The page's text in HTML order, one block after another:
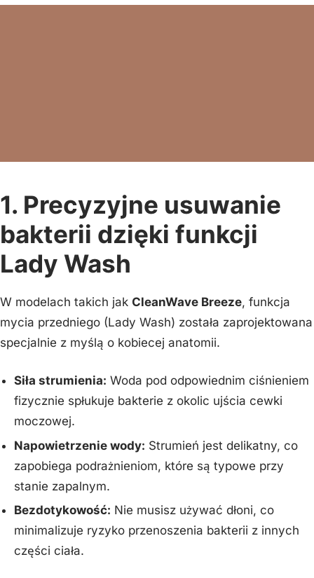
1. Precyzyjne usuwanie
bakterii dzięki funkcji
Lady Wash
W modelach takich jak CleanWave Breeze, funkcja
mycia przedniego (Lady Wash) została zaprojektowana
specjalnie z myślą o kobiecej anatomii.
Siła strumienia: Woda pod odpowiednim ciśnieniem
fizycznie spłukuje bakterie z okolic ujścia cewki
moczowej.
Napowietrzenie wody: Strumień jest delikatny, co
zapobiega podrażnieniom, które są typowe przy
stanie zapalnym.
Bezdotykowość: Nie musisz używać dłoni, co
minimalizuje ryzyko przenoszenia bakterii z innych
części ciała.